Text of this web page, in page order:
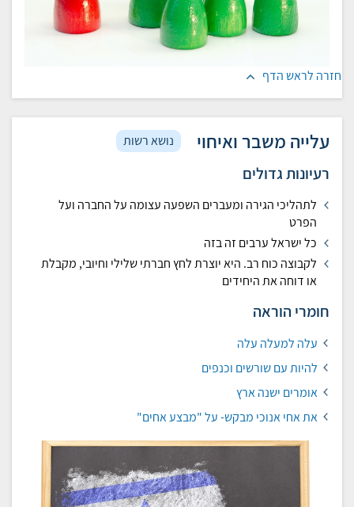
חזרה לראש הדף
עלייה משבר ואיחוי נושא רשות
רעיונות גדולים
לתהליכי הגירה ומעברים השפעה עצומה על החברה ועל
הפרט
כל ישראל ערבים זה בזה
לקבוצה כוח רב. היא יוצרת לחץ חברתי שלילי וחיובי, מקבלת
או דוחה את היחידים
חומרי הוראה
עלה למעלה עלה
להיות עם שורשים וכנפים
אומרים ישנה ארץ
את אחי אנוכי מבקש- על "מבצע אחים"